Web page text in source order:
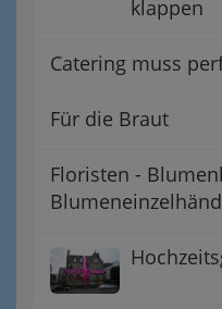
klappen
Catering muss
Für die Braut
Floristen -